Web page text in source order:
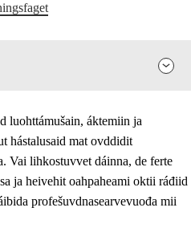
luohttámušain, áktemiin ja
hástalusaid mat ovddidit
Vai lihkostuvvet dáinna, de ferte
ja heivehit oahpaheami oktii ráđiid
profešuvdnasearvevuođa mii